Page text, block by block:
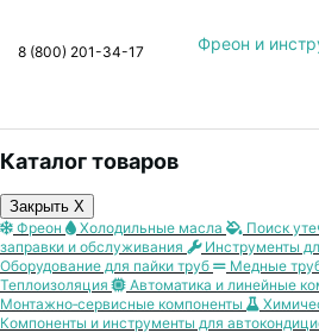
Фреон и
8 (800) 201-34-17
Каталог товаров
Закрыть X
Фреон
Холодильные масла Поиск
заправки и обслуживания
Инструменты
Оборудование для пайки труб
Медные
Теплоизоляция
Автоматика и линейные
Монтажно‑сервисные компоненты
Компоненты и инструменты для